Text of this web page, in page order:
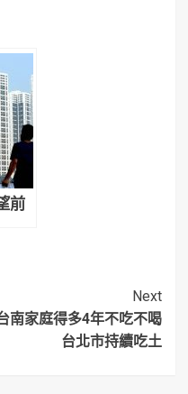
前
Next
南家庭得多4年不吃不喝
台北市持續吃土